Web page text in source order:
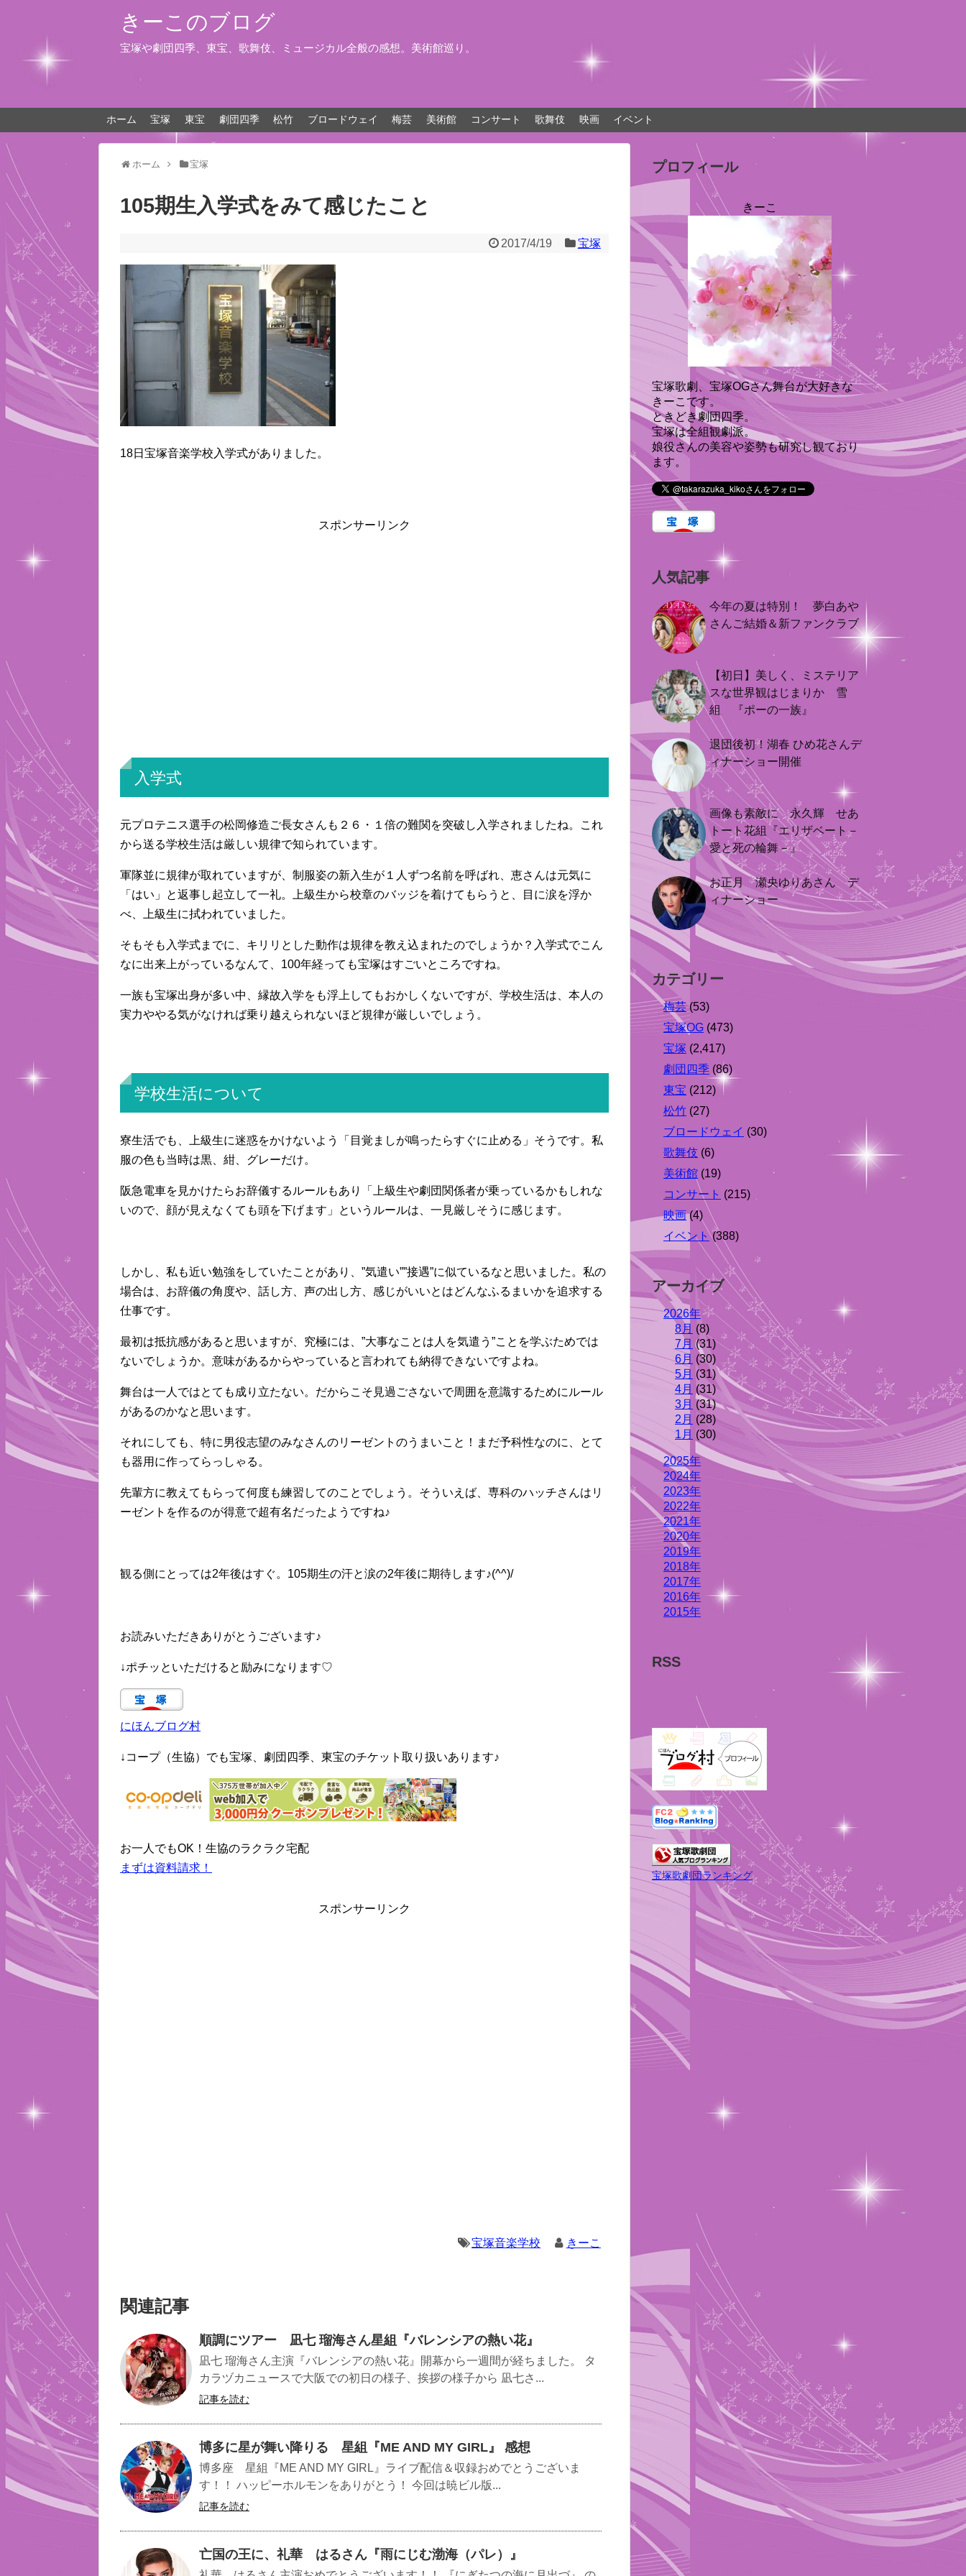
きーこのブログ
宝塚や劇団四季、東宝、歌舞伎、ミュージカル全般の感想。美術館巡り。
ホーム 宝塚 東宝 劇団四季 松竹 ブロードウェイ 梅芸 美術館 コンサート 歌舞伎 映画 イベント
ホーム 宝塚
105期生入学式をみて感じたこと
2017/4/19 宝塚
18日宝塚音楽学校入学式がありました。
スポンサーリンク
入学式
元プロテニス選手の松岡修造ご長女さんも２６・１倍の難関を突破し入学されましたね。これ
から送る学校生活は厳しい規律で知られています。
軍隊並に規律が取れていますが、制服姿の新入生が１人ずつ名前を呼ばれ、恵さんは元気に
「はい」と返事し起立して一礼。上級生から校章のバッジを着けてもらうと、目に涙を浮か
べ、上級生に拭われていました。
そもそも入学式までに、キリリとした動作は規律を教え込まれたのでしょうか？入学式でこん
なに出来上がっているなんて、100年経っても宝塚はすごいところですね。
一族も宝塚出身が多い中、縁故入学をも浮上してもおかしくないですが、学校生活は、本人の
実力ややる気がなければ乗り越えられないほど規律が厳しいでしょう。
学校生活について
寮生活でも、上級生に迷惑をかけないよう「目覚ましが鳴ったらすぐに止める」そうです。私
服の色も当時は黒、紺、グレーだけ。
阪急電車を見かけたらお辞儀するルールもあり「上級生や劇団関係者が乗っているかもしれな
いので、顔が見えなくても頭を下げます」というルールは、一見厳しそうに感じます。
しかし、私も近い勉強をしていたことがあり、”気遣い””接遇”に似ているなと思いました。私の
場合は、お辞儀の角度や、話し方、声の出し方、感じがいいとはどんなふるまいかを追求する
仕事です。
最初は抵抗感があると思いますが、究極には、”大事なことは人を気遣う”ことを学ぶためでは
ないでしょうか。意味があるからやっていると言われても納得できないですよね。
舞台は一人ではとても成り立たない。だからこそ見過ごさないで周囲を意識するためにルール
があるのかなと思います。
それにしても、特に男役志望のみなさんのリーゼントのうまいこと！まだ予科性なのに、とて
も器用に作ってらっしゃる。
先輩方に教えてもらって何度も練習してのことでしょう。そういえば、専科のハッチさんはリ
ーゼントを作るのが得意で超有名だったようですね♪
観る側にとっては2年後はすぐ。105期生の汗と涙の2年後に期待します♪(^^)/
お読みいただきありがとうございます♪
↓ポチッといただけると励みになります♡
にほんブログ村
↓コープ（生協）でも宝塚、劇団四季、東宝のチケット取り扱いあります♪
お一人でもOK！生協のラクラク宅配
まずは資料請求！
スポンサーリンク
宝塚音楽学校 きーこ
関連記事
順調にツアー 凪七 瑠海さん星組『バレンシアの熱い花』
凪七 瑠海さん主演『バレンシアの熱い花』開幕から一週間が経ちました。 タ
カラヅカニュースで大阪での初日の様子、挨拶の様子から 凪七さ...
記事を読む
博多に星が舞い降りる 星組『ME AND MY GIRL』 感想
博多座 星組『ME AND MY GIRL』ライブ配信＆収録おめでとうございま
す！！ ハッピーホルモンをありがとう！ 今回は暁ビル版...
記事を読む
亡国の王に、礼華 はるさん『雨にじむ渤海（パレ）』
プロフィール
きーこ
宝塚歌劇、宝塚OGさん舞台が大好きな
きーこです。
ときどき劇団四季。
宝塚は全組観劇派。
娘役さんの美容や姿勢も研究し観ており
ます。
人気記事
今年の夏は特別！ 夢白あや
さんご結婚＆新ファンクラブ
【初日】美しく、ミステリア
スな世界観はじまりか 雪
組 『ポーの一族』
退団後初！湖春 ひめ花さんデ
ィナーショー開催
画像も素敵に 永久輝 せあ
トート花組『エリザベート－
愛と死の輪舞－』
お正月 瀬央ゆりあさん デ
ィナーショー
カテゴリー
梅芸(53)
宝塚OG (473)
宝塚 (2,417)
劇団四季 (86)
東宝 (212)
松竹 (27)
ブロードウェイ (30)
歌舞伎 (6)
美術館 (19)
コンサート (215)
映画(4)
イベント(388)
アーカイブ
2026年
8月 (8)
7月 (31)
6月 (30)
5月 (31)
4月 (31)
3月 (31)
2月 (28)
1月 (30)
2025年
2024年
2023年
2022年
2021年
2020年
2019年
2018年
2017年
2016年
2015年
RSS
宝塚歌劇団ランキング